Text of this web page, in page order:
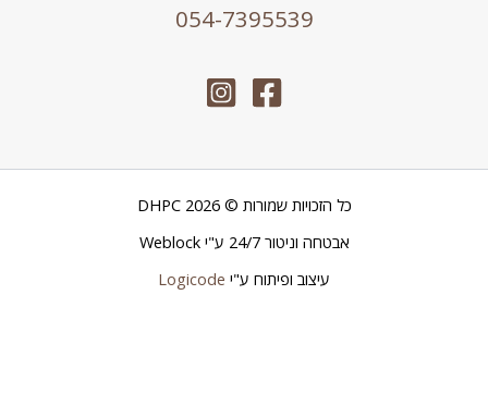
054-7395539
כל הזכויות שמורות © 2026 DHPC
אבטחה וניטור 24/7 ע"י
Weblock
עיצוב ופיתוח ע"יLogicode